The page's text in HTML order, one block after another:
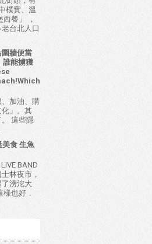
樸實、溫
餐」 ，
台北人口
圍牆便當
誰能擄獲
加油、購
」。其
這些隱
食 生魚
BAND
林夜市，
滂沱大
也好，